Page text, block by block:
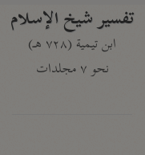
تفسير شيخ الإسلام
ابن تيمية (٧٢٨ هـ)
نحو ٧ مجلدات